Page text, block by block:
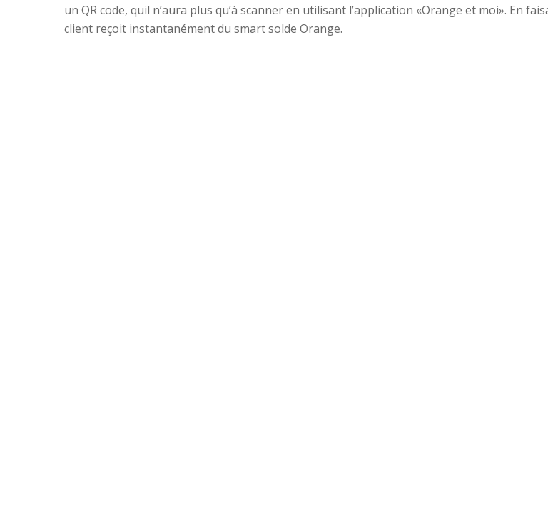
un QR code, quil n’aura plus qu’à scanner en utilisant l’application «Orange et moi». En
client reçoit instantanément du smart solde Orange.